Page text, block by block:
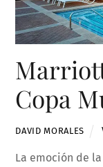
Copa
DAVID MORALES
La emoción de